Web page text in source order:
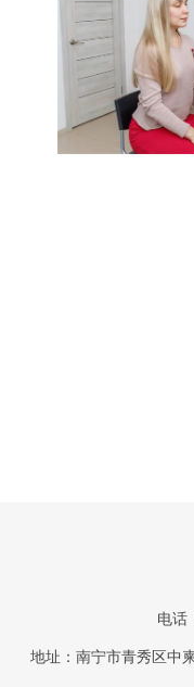
电话
地址：南宁市青秀区中